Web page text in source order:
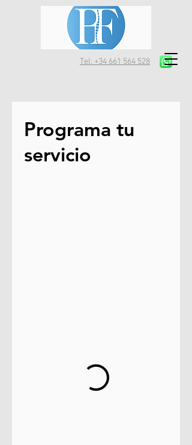
Tel: +34 661 564 528
Programa tu
servicio